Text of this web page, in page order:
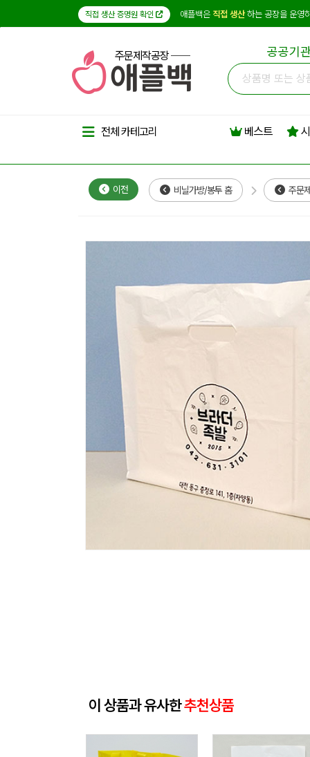
직접 생산 증명원 확인 애플백은 직접 생산하는 공장을 운영
주문제작공장 공공기
전체 카테고리 베스트
이전 비닐가방/봉투 홈 주문
이 상품과 유사한추천상품